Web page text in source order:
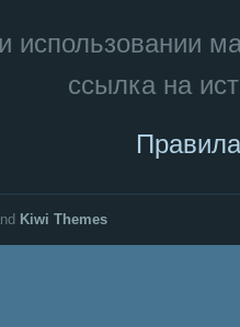
использовании
ссылка на
Kiwi Themes